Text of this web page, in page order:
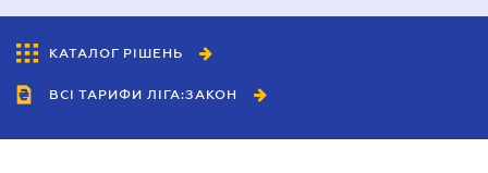
КАТАЛОГ РІШЕНЬ
ВСІ ТАРИФИ ЛІГА:ЗАКОН